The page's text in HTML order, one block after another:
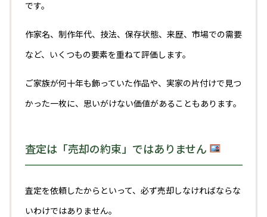
です。
作家名、制作年代、技法、保存状態、来歴、市場での需要
など、いくつもの要素を重ねて評価します。
ご家族が何十年も飾っていた作品や、実家の片付けで見つ
かった一枚に、思いがけない価値があることもあります。
査定は「売却の約束」ではありません
査定を依頼したからといって、必ず売却しなければならな
いわけではありません。